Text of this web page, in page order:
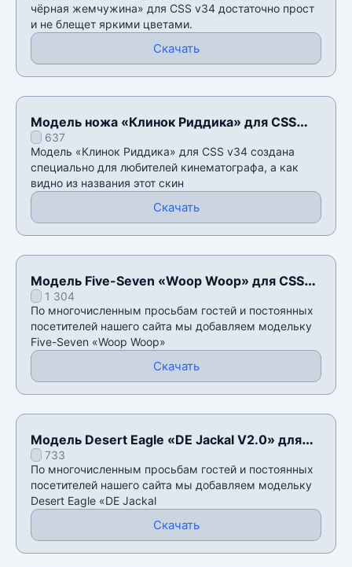
чёрная жемчужина» для CSS v34 достаточно прост
и не блещет яркими цветами.
Скачать
Модель ножа «Клинок Риддика» для CSS
v34637
Модель «Клинок Риддика» для CSS v34 создана
специально для любителей кинематографа, а как
видно из названия этот скин
Скачать
Модель Five-Seven «Woop Woop» для CSS
v341 304
По многочисленным просьбам гостей и постоянных
посетителей нашего сайта мы добавляем модельку
Five-Seven «Woop Woop»
Скачать
Модель Desert Eagle «DE Jackal V2.0» для
CSS v34
733
По многочисленным просьбам гостей и постоянных
посетителей нашего сайта мы добавляем модельку
Desert Eagle «DE Jackal
Скачать